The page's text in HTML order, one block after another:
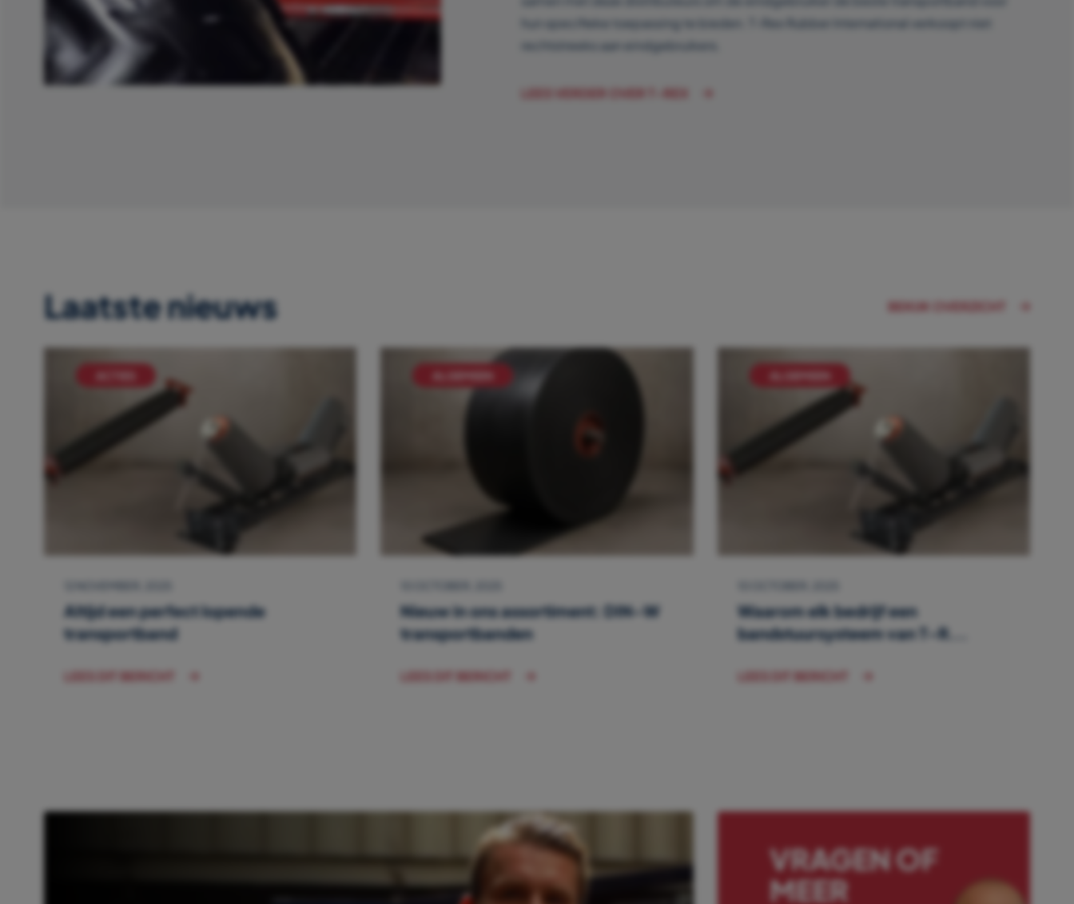
hun specifieke toepassing te bieden. T-Rex Rubber International verkoopt niet
rechtstreeks aan eindgebruikers.
LEES VERDER OVER T-REX
Laatste nieuws BEKIJK OVERZICHT
Altijd een perfect lopende
transportband
LEES DIT BERICHT
Nieuw in ons assortiment: DIN-W
transportbanden
LEES DIT BERICHT
Waarom elk bedrijf een
bandstuursysteem van T-R...
LEES DIT BERICHT
VRAGEN OF
MEER